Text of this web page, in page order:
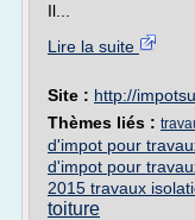
Il...
Lire la suite
Site : http://
Thèmes liés :
d'impot pour
d'impot pour
2015 travaux
toiture